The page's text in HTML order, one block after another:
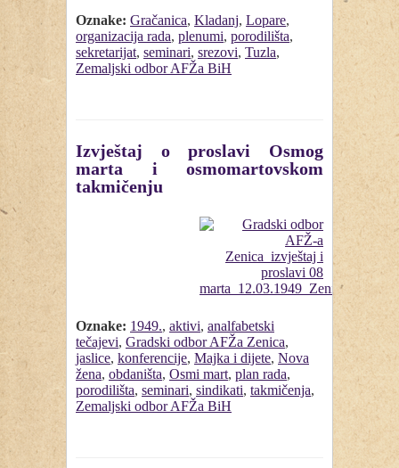
Oznake: Gračanica, Kladanj, Lopare,
organizacija rada, plenumi, porodilišta,
sekretarijat, seminari, srezovi, Tuzla,
Zemaljski odbor AFŽa BiH
Izvještaj o proslavi Osmog
marta i osmomartovskom
takmičenju
Oznake: 1949., aktivi, analfabetski
tečajevi, Gradski odbor AFŽa Zenica,
jaslice, konferencije, Majka i dijete, Nova
žena, obdaništa, Osmi mart, plan rada,
porodilišta, seminari, sindikati, takmičenja,
Zemaljski odbor AFŽa BiH